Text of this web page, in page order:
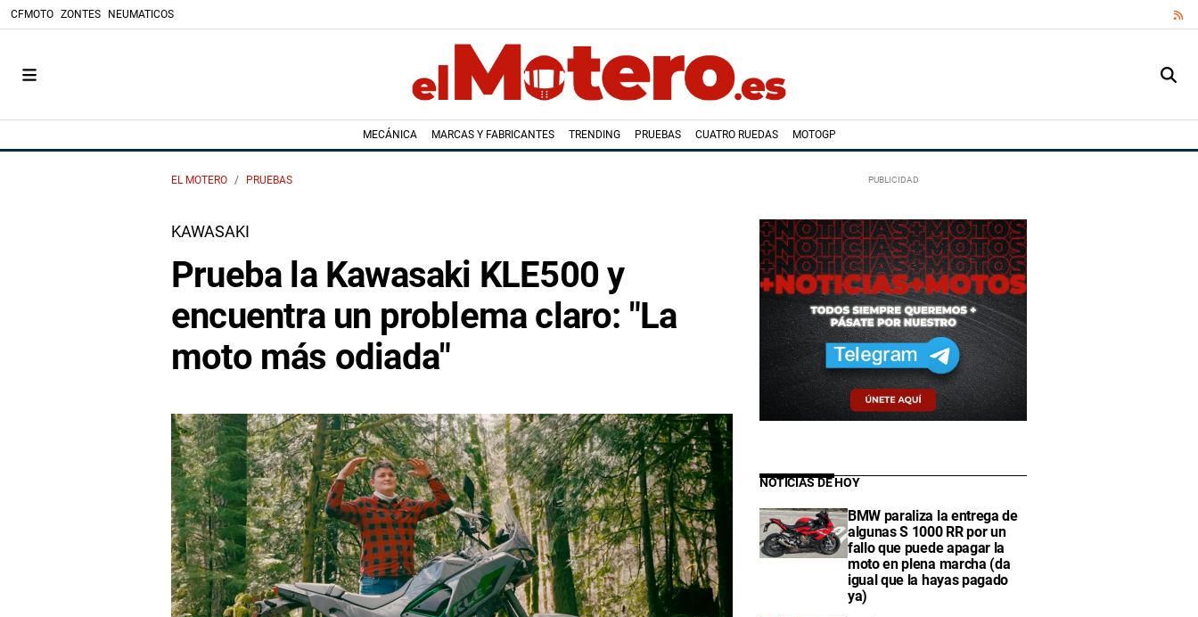
CFMOTO ZONTES NEUMATICOS
MECÁNICA MARCAS Y FABRICANTES TRENDING PRUEBAS CUATRO RUEDAS MOTOGP
EL MOTERO PRUEBAS
KAWASAKI
Prueba la Kawasaki KLE500 y
encuentra un problema claro: "La
moto más odiada"
NOTICIAS DE HOY
BMW paraliza la entrega de
algunas S 1000 RR por un
fallo que puede apagar la
moto en plena marcha (da
igual que la hayas pagado
ya)